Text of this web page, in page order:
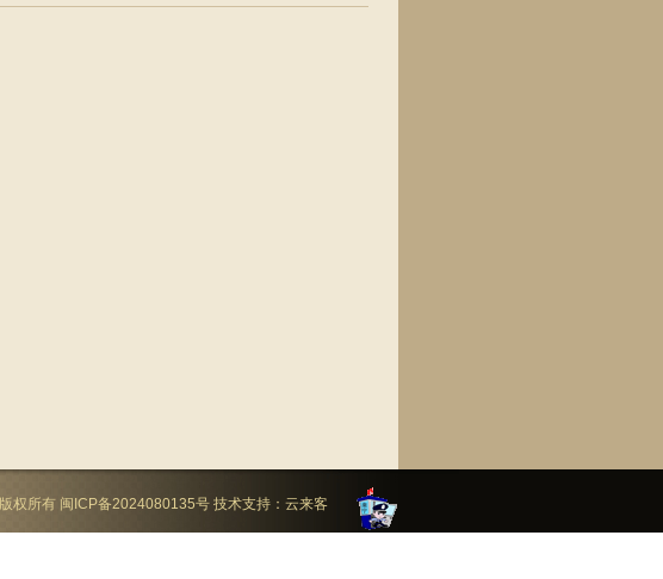
权所有 闽ICP备2024080135号 技术支持： 云来客